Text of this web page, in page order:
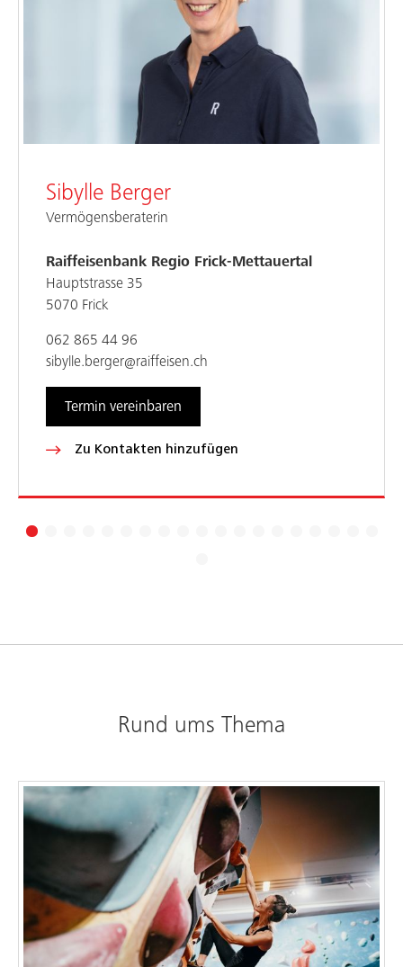
Sibylle Berger
Vermögensberaterin
Raiffeisenbank Regio Frick-Mettauertal
Hauptstrasse 35
5070 Frick
062 865 44 96
sibylle.berger@raiffeisen.ch
Termin vereinbaren
Zu Kontakten hinzufügen
Rund ums Thema